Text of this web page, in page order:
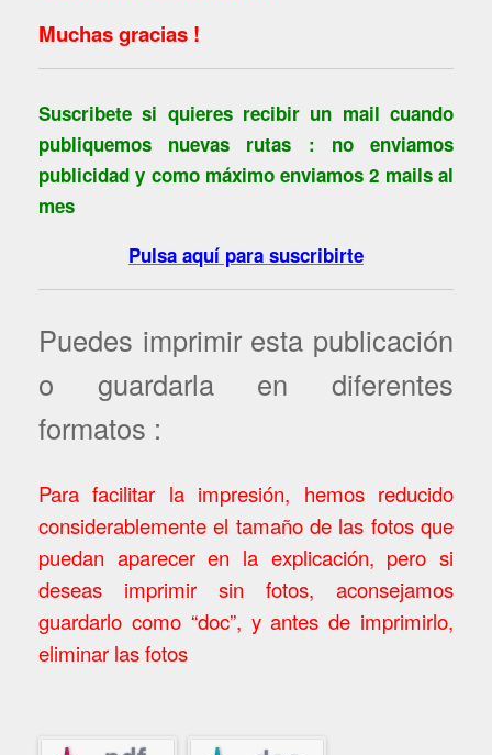
Muchas gracias !
Suscribete si quieres recibir un mail cuando
publiquemos nuevas rutas : no enviamos
publicidad y como máximo enviamos 2 mails al
mes
Pulsa aquí para suscribirte
Puedes imprimir esta publicación
o guardarla en diferentes
formatos :
Para facilitar la impresión, hemos reducido
considerablemente el tamaño de las fotos que
puedan aparecer en la explicación, pero si
deseas imprimir sin fotos, aconsejamos
guardarlo como “doc”, y antes de imprimirlo,
eliminar las fotos